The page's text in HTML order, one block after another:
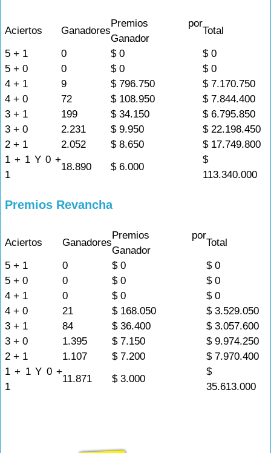
Aciertos Ganadores
Premios por
Ganador
Total
5 + 1
0 $ 0
$ 0
5 + 0
0 $ 0
$ 0
4 + 1
9 $ 796.750
$ 7.170.750
4 + 0
72 $ 108.950
$ 7.844.400
3 + 1
199 $ 34.150
$ 6.795.850
3 + 0
2.231 $ 9.950
$ 22.198.450
2 + 1
2.052 $ 8.650
$ 17.749.800
1 + 1 Y 0 +
1
18.890 $ 6.000
$
113.340.000
Premios Revancha
Aciertos Ganadores
Premios por
Ganador
Total
5 + 1
0 $ 0
$ 0
5 + 0
0 $ 0
$ 0
4 + 1
0 $ 0
$ 0
4 + 0
21 $ 168.050
$ 3.529.050
3 + 1
84 $ 36.400
$ 3.057.600
3 + 0
1.395 $ 7.150
$ 9.974.250
2 + 1
1.107 $ 7.200
$ 7.970.400
1 + 1 Y 0 +
1
11.871 $ 3.000
$
35.613.000